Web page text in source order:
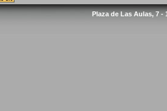
Plaza de Las Aulas, 7 -